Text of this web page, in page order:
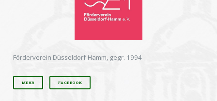
Förderverein Düsseldorf-Hamm, gegr. 1994
MEHR FACEBOOK